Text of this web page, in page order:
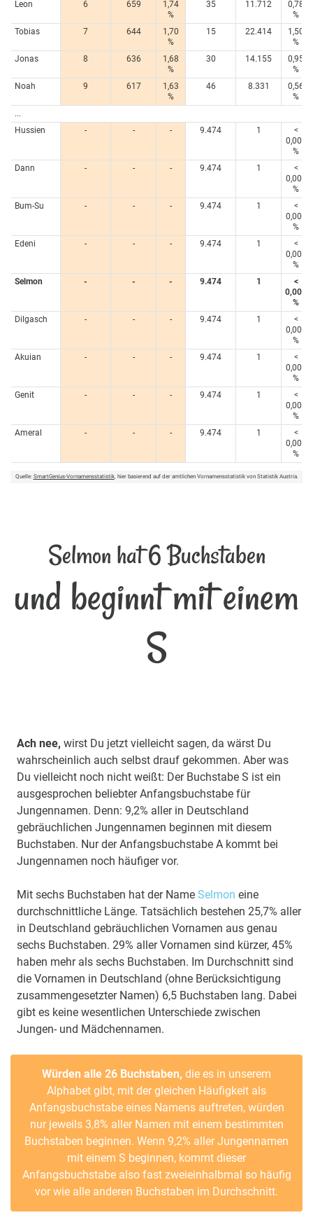
Leon
6 659
1,74
%
35 11.712
0,78
%
Tobias
7 644
1,70
%
15 22.414
1,50
%
Jonas
8 636
1,68
%
30 14.155
0,95
%
Noah
9 617
1,63
%
46 8.331
0,56
%
...
Hussien
- - - 9.474 1
<
0,005
%
Dann
- - - 9.474 1
<
0,005
%
Bum-Su
- - - 9.474 1
<
0,005
%
Edeni
- - - 9.474 1
<
0,005
%
Selmon
- - - 9.474 1
<
0,005
%
Dilgasch
- - - 9.474 1
<
0,005
%
Akuian
- - - 9.474 1
<
0,005
%
Genit
- - - 9.474 1
<
0,005
%
Ameral
- - - 9.474 1
<
0,005
%
Quelle: SmartGenius-Vornamensstatistik, hier basierend auf der amtlichen Vornamensstatistik von Statistik Austria.
Selmon hat 6 Buchstaben
und beginnt mit einem
S
Ach nee, wirst Du jetzt vielleicht sagen, da wärst Du
wahrscheinlich auch selbst drauf gekommen. Aber was
Du vielleicht noch nicht weißt: Der Buchstabe S ist ein
ausgesprochen beliebter Anfangsbuchstabe für
Jungennamen. Denn: 9,2% aller in Deutschland
gebräuchlichen Jungennamen beginnen mit diesem
Buchstaben. Nur der Anfangsbuchstabe A kommt bei
Jungennamen noch häufiger vor.
Mit sechs Buchstaben hat der Name Selmon eine
durchschnittliche Länge. Tatsächlich bestehen 25,7% aller
in Deutschland gebräuchlichen Vornamen aus genau
sechs Buchstaben. 29% aller Vornamen sind kürzer, 45%
haben mehr als sechs Buchstaben. Im Durchschnitt sind
die Vornamen in Deutschland (ohne Berücksichtigung
zusammengesetzter Namen) 6,5 Buchstaben lang. Dabei
gibt es keine wesentlichen Unterschiede zwischen
Jungen- und Mädchennamen.
Würden alle 26 Buchstaben, die es in unserem
Alphabet gibt, mit der gleichen Häufigkeit als
Anfangsbuchstabe eines Namens auftreten, würden
nur jeweils 3,8% aller Namen mit einem bestimmten
Buchstaben beginnen. Wenn 9,2% aller Jungennamen
mit einem S beginnen, kommt dieser
Anfangsbuchstabe also fast zweieinhalbmal so häufig
vor wie alle anderen Buchstaben im Durchschnitt.